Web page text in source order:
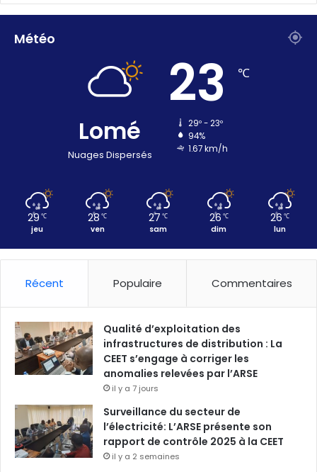
Météo
Lomé
Nuages Dispersés
23 ℃
29º - 23º
94%
1.67 km/h
29 ℃
jeu
28 ℃
ven
27 ℃
sam
26 ℃
dim
26 ℃
lun
Récent Populaire Commentaires
Qualité d’exploitation des
infrastructures de distribution : La
CEET s’engage à corriger les
anomalies relevées par l’ARSE
il y a 7 jours
Surveillance du secteur de
l’électricité: L’ARSE présente son
rapport de contrôle 2025 à la CEET
il y a 2 semaines